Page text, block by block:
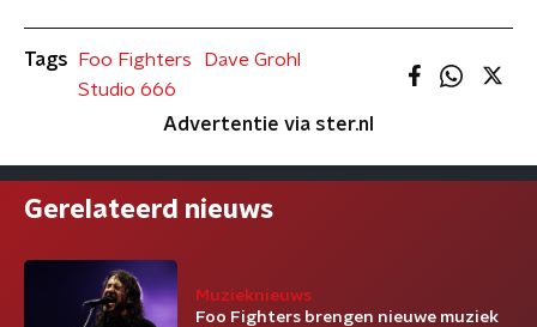
Tags Foo Fighters
Dave Grohl
Studio 666
Advertentie via ster.nl
Gerelateerd nieuws
Muzieknieuws
Foo Fighters brengen nieuwe muziek